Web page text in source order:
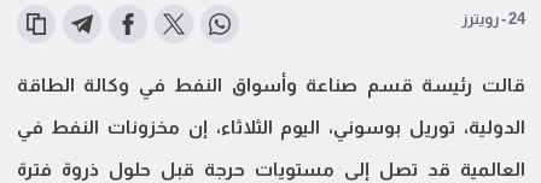
24 - رويترز
قالت رئيسة قسم صناعة وأسواق النفط في وكالة الطاقة
الدولية، توريل بوسوني، اليوم الثلاثاء، إن مخزونات النفط في
العالمية قد تصل إلى مستويات حرجة قبل حلول ذروة فترة